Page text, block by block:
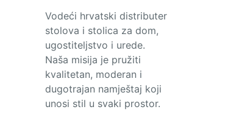
Vodeći hrvatski distributer
stolova i stolica za dom,
ugostiteljstvo i urede.
Naša misija je pružiti
kvalitetan, moderan i
dugotrajan namještaj koji
unosi stil u svaki prostor.